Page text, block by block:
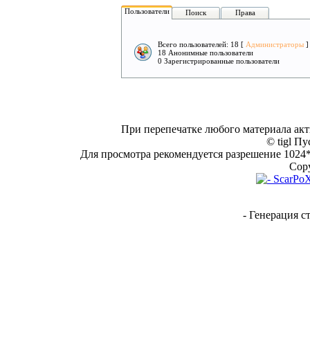
Пользователи Поиск Права
Всего пользователей: 18 [ Администраторы
18 Анонимные пользователи
0 Зарегистрированные пользователи
При перепечатке любого материала
© tigl
Для просмотра рекомендуется разрешение
- Генерация